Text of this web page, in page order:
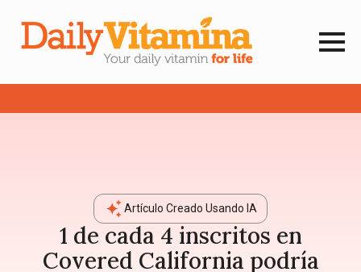
Artículo Creado Usando IA
1 de cada 4 inscritos en
Covered California podría